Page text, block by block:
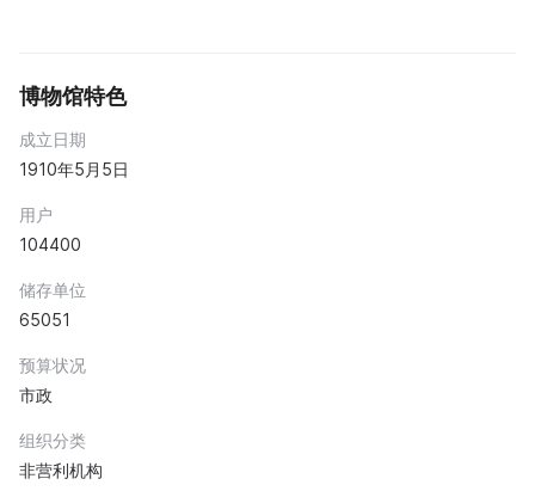
博物馆特色
成立日期
1910年5月5日
用户
104400
储存单位
65051
预算状况
市政
组织分类
非营利机构